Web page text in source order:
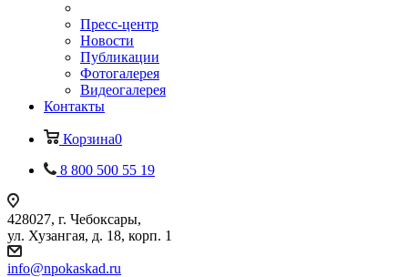
Пресс-центр
Новости
Публикации
Фотогалерея
Видеогалерея
Контакты
Корзина0
8 800 500 55 19
428027, г. Чебоксары,
ул. Хузангая, д. 18, корп. 1
info@npokaskad.ru